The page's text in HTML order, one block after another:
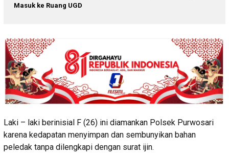
Masuk ke Ruang UGD
Laki – laki berinisial F (26) ini diamankan Polsek Purwosari
karena kedapatan menyimpan dan sembunyikan bahan
peledak tanpa dilengkapi dengan surat ijin.